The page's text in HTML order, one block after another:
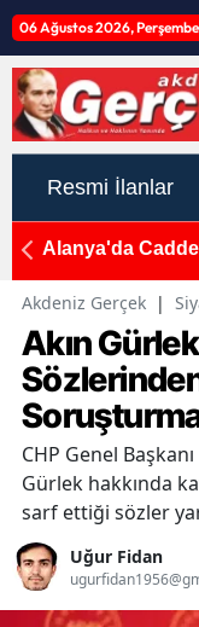
06 Ağustos 2026, Perşembe
Resmi İlanlar
Alanya'da
Akdeniz Gerçek |
Akın
CHP Genel
Gürlek hakkında
sarf ettiği sözler
Uğur Fidan